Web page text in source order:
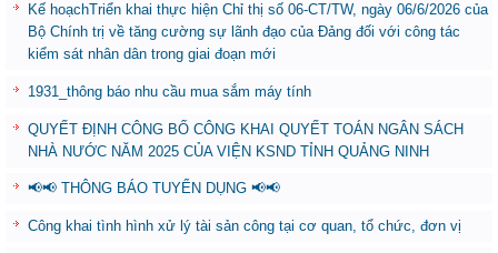
Kế hoạchTriển khai thực hiện Chỉ thị số 06-CT/TW, ngày 06/6/2026 của
Bộ Chính trị về tăng cường sự lãnh đạo của Đảng đối với công tác
kiểm sát nhân dân trong giai đoạn mới
1931_thông báo nhu cầu mua sắm máy tính
QUYẾT ĐỊNH CÔNG BỐ CÔNG KHAI QUYẾT TOÁN NGÂN SÁCH
NHÀ NƯỚC NĂM 2025 CỦA VIỆN KSND TỈNH QUẢNG NINH
📢📢 THÔNG BÁO TUYỂN DỤNG 📢📢
Công khai tình hình xử lý tài sản công tại cơ quan, tổ chức, đơn vị